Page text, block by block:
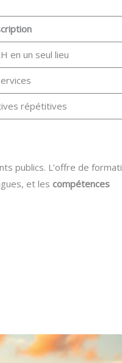
en un seul lieu
répétitives
publics. L’offre de
et lescompétences